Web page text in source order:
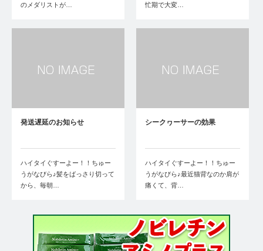
のメダリストが…
忙期で大変…
発送遅延のお知らせ
ハイタイぐすーよー！！ちゅー
うがなびら♪髪をばっさり切って
から、毎朝…
シークヮーサーの効果
ハイタイぐすーよー！！ちゅー
うがなびら♪最近猫背なのか肩が
痛くて、背…